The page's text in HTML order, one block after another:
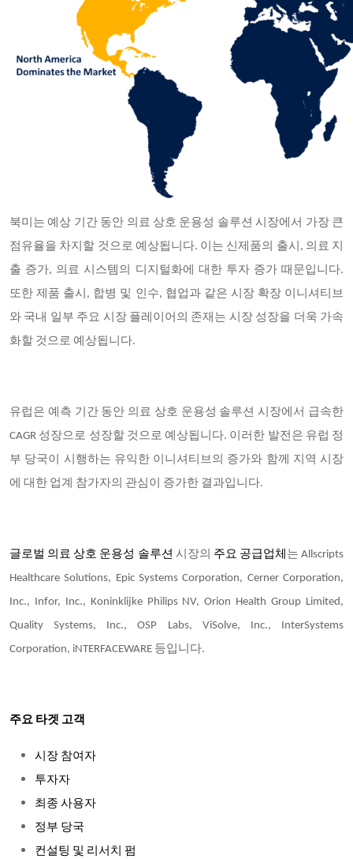
북미는 예상 기간 동안 의료 상호 운용성 솔루션 시장에서 가장 큰
점유율을 차지할 것으로 예상됩니다. 이는 신제품의 출시, 의료 지
출 증가, 의료 시스템의 디지털화에 대한 투자 증가 때문입니다.
또한 제품 출시, 합병 및 인수, 협업과 같은 시장 확장 이니셔티브
와 국내 일부 주요 시장 플레이어의 존재는 시장 성장을 더욱 가속
화할 것으로 예상됩니다.
유럽은 예측 기간 동안 의료 상호 운용성 솔루션 시장에서 급속한
CAGR 성장으로 성장할 것으로 예상됩니다. 이러한 발전은 유럽 정
부 당국이 시행하는 유익한 이니셔티브의 증가와 함께 지역 시장
에 대한 업계 참가자의 관심이 증가한 결과입니다.
글로벌 의료 상호 운용성 솔루션 시장의 주요 공급업체 는 Allscripts
Healthcare Solutions, Epic Systems Corporation, Cerner Corporation,
Inc., Infor, Inc., Koninklijke Philips NV, Orion Health Group Limited,
Quality Systems, Inc., OSP Labs, ViSolve, Inc., InterSystems
Corporation, iNTERFACEWARE 등입니다.
주요 타겟 고객
시장 참여자
투자자
최종 사용자
정부 당국
컨설팅 및 리서치 펌